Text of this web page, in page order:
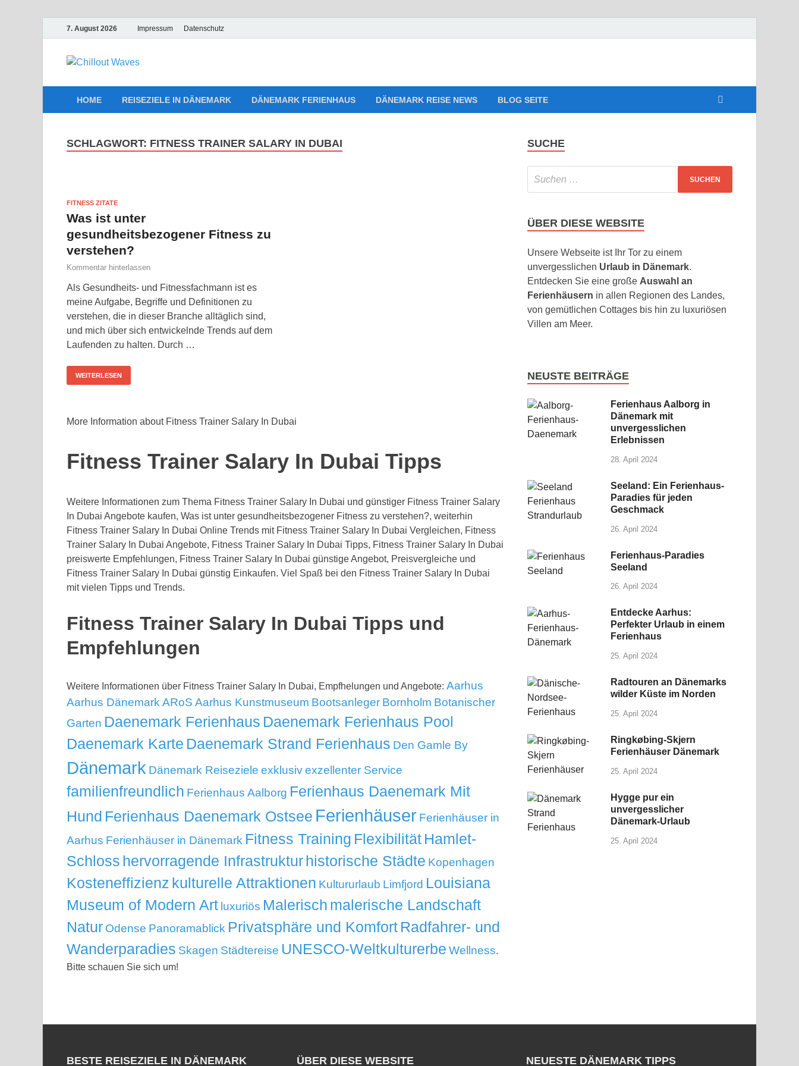
7. August 2026 Impressum Datenschutz
Chillout Waves Relaxing Music
HOME REISEZIELE IN DÄNEMARK DÄNEMARK FERIENHAUS DÄNEMARK REISE NEWS BLOG SEITE
SCHLAGWORT: FITNESS TRAINER SALARY IN DUBAI
FITNESS ZITATE
Was ist unter
gesundheitsbezogener Fitness zu
verstehen?
Kommentar hinterlassen
Als Gesundheits- und Fitnessfachmann ist es
meine Aufgabe, Begriffe und Definitionen zu
verstehen, die in dieser Branche alltäglich sind,
und mich über sich entwickelnde Trends auf dem
Laufenden zu halten. Durch …
WEITERLESEN
More Information about Fitness Trainer Salary In Dubai
Fitness Trainer Salary In Dubai Tipps
Weitere Informationen zum Thema Fitness Trainer Salary In Dubai und günstiger Fitness Trainer Salary
In Dubai Angebote kaufen, Was ist unter gesundheitsbezogener Fitness zu verstehen?, weiterhin
Fitness Trainer Salary In Dubai Online Trends mit Fitness Trainer Salary In Dubai Vergleichen, Fitness
Trainer Salary In Dubai Angebote, Fitness Trainer Salary In Dubai Tipps, Fitness Trainer Salary In Dubai
preiswerte Empfehlungen, Fitness Trainer Salary In Dubai günstige Angebot, Preisvergleiche und
Fitness Trainer Salary In Dubai günstig Einkaufen. Viel Spaß bei den Fitness Trainer Salary In Dubai
mit vielen Tipps und Trends.
Fitness Trainer Salary In Dubai Tipps und
Empfehlungen
Weitere Informationen über Fitness Trainer Salary In Dubai, Empfhelungen und Angebote: Aarhus
Aarhus Dänemark ARoS Aarhus Kunstmuseum Bootsanleger Bornholm Botanischer
Garten Daenemark Ferienhaus Daenemark Ferienhaus Pool
Daenemark Karte Daenemark Strand Ferienhaus Den Gamle By
Dänemark Dänemark Reiseziele exklusivexzellenter Service
familienfreundlich Ferienhaus Aalborg Ferienhaus Daenemark Mit
Hund Ferienhaus Daenemark Ostsee Ferienhäuser Ferienhäuser in
Aarhus Ferienhäuser in Dänemark Fitness Training Flexibilität Hamlet-
Schloss hervorragende Infrastrukturhistorische Städte Kopenhagen
Kosteneffizienz kulturelle Attraktionen Kultururlaub Limfjord Louisiana
Museum of Modern Art luxuriös Malerisch malerische Landschaft
Natur Odense Panoramablick Privatsphäre und Komfort Radfahrer- und
Wanderparadies Skagen Städtereise UNESCO-Weltkulturerbe Wellness.
Bitte schauen Sie sich um!
SUCHE
ÜBER DIESE WEBSITE
Unsere Webseite ist Ihr Tor zu einem
unvergesslichen Urlaub in Dänemark.
Entdecken Sie eine große Auswahl an
Ferienhäusern in allen Regionen des Landes,
von gemütlichen Cottages bis hin zu luxuriösen
Villen am Meer.
NEUSTE BEITRÄGE
Ferienhaus Aalborg in
Dänemark mit
unvergesslichen
Erlebnissen
28. April 2024
Seeland: Ein Ferienhaus-
Paradies für jeden
Geschmack
26. April 2024
Ferienhaus-Paradies
Seeland
26. April 2024
Entdecke Aarhus:
Perfekter Urlaub in einem
Ferienhaus
25. April 2024
Radtouren an Dänemarks
wilder Küste im Norden
25. April 2024
Ringkøbing-Skjern
Ferienhäuser Dänemark
25. April 2024
Hygge pur ein
unvergesslicher
Dänemark-Urlaub
25. April 2024
BESTE REISEZIELE IN DÄNEMARK ÜBER DIESE WEBSITE NEUESTE DÄNEMARK TIPPS